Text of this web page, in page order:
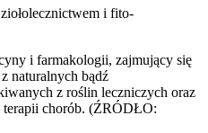
i fito-
i farmakologii, zajmujący się
naturalnych bądź
z roślin leczniczych oraz
chorób. (ŹRÓDŁO: